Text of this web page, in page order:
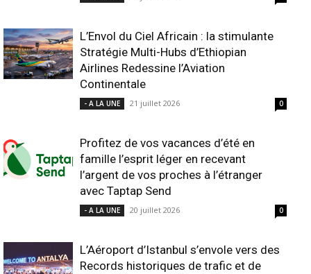
L’Envol du Ciel Africain : la stimulante
Stratégie Multi-Hubs d’Ethiopian
Airlines Redessine l’Aviation
Continentale
- A LA UNE 21 juillet 2026 0
Profitez de vos vacances d’été en
famille l’esprit léger en recevant
l’argent de vos proches à l’étranger
avec Taptap Send
- A LA UNE 20 juillet 2026 0
L’Aéroport d’Istanbul s’envole vers des
Records historiques de trafic et de